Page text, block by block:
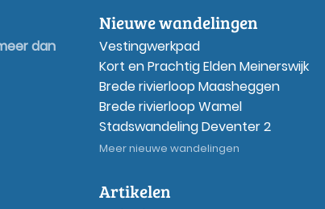
dan
Nieuwe wandelingen
Vestingwerkpad
Kort en Prachtig Elden Meinerswijk
Brede rivierloop Maasheggen
Brede rivierloop Wamel
Stadswandeling Deventer 2
Meer nieuwe wandelingen
Artikelen